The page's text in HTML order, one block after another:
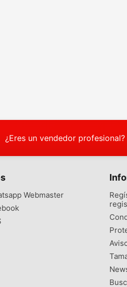
¿Eres un vendedor profesional?
Webmaster